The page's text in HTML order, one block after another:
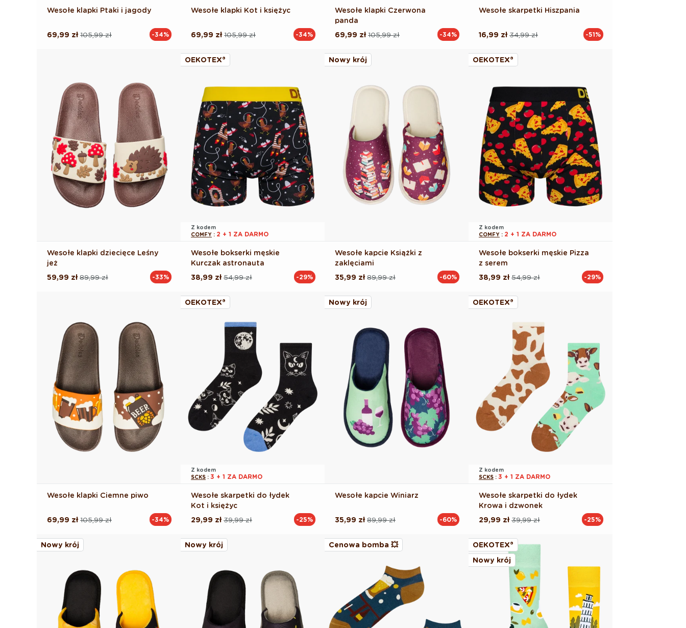
Wesołe klapki Ptaki i jagody
Cena
105,99 zł
Cena
69,99 zł -34%
Wesołe klapki Kot i księżyc
Cena
105,99 zł
Cena
69,99 zł -34%
Wesołe klapki Czerwona
panda
Cena
105,99 zł
Cena
69,99 zł -34%
Wesołe skarpetki Hiszpania
Cena
34,99 zł
Cena
16,99 zł -51%
Wesołe klapki dziecięce Leśny
jeż
Cena
89,99 zł
Cena
59,99 zł -33%
OEKOTEX®
Z kodem
COMFY : 2 + 1 ZA DARMO
Wesołe bokserki męskie
Kurczak astronauta
Cena
54,99 zł
Cena
38,99 zł -29%
Nowy krój
Wesołe kapcie Książki z
zaklęciami
Cena
89,99 zł
Cena
35,99 zł -60%
OEKOTEX®
Z kodem
COMFY : 2 + 1 ZA DARMO
Wesołe bokserki męskie Pizza
z serem
Cena
54,99 zł
Cena
38,99 zł -29%
Wesołe klapki Ciemne piwo
Cena
105,99 zł
Cena
69,99 zł -34%
OEKOTEX®
Z kodem
SCKS : 3 + 1 ZA DARMO
Wesołe skarpetki do łydek
Kot i księżyc
Cena
39,99 zł
Cena
29,99 zł -25%
Nowy krój
Wesołe kapcie Winiarz
Cena
89,99 zł
Cena
35,99 zł -60%
OEKOTEX®
Z kodem
SCKS : 3 + 1 ZA DARMO
Wesołe skarpetki do łydek
Krowa i dzwonek
Cena
39,99 zł
Cena
29,99 zł -25%
Nowy krój Nowy krój Cenowa bomba 💥
OEKOTEX®
Nowy krój